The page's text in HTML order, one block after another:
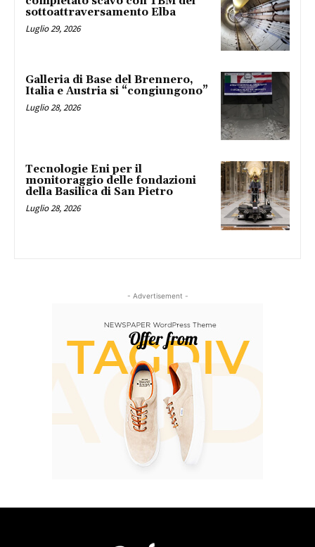
sottoattraversamento Elba
Luglio 29, 2026
Galleria di Base del Brennero,
Italia e Austria si “congiungono”
Luglio 28, 2026
Tecnologie Eni per il
monitoraggio delle fondazioni
della Basilica di San Pietro
Luglio 28, 2026
- Advertisement -